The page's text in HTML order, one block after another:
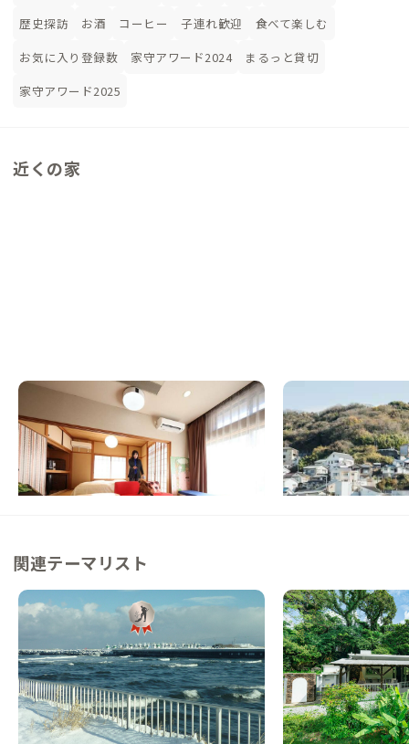
歴史探訪
お酒 コーヒー 子連れ歓迎
食べて楽しむ
お気に入り登録数
家守アワード2024
まるっと貸切
家守アワード2025
近くの家
徳島県 戸建て
【まるっと貸切専用】家族やペットと滞在で
きる一軒家
この家からの距離 19km
家島A邸
兵庫県 戸建て
【まるっと貸切専用
滞在する、DIYリノベ
この家からの距離 42km
関連テーマリスト